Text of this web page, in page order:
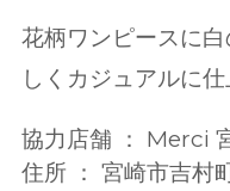
花柄ワンピースに
しくカジュアルに仕
協力店舗 ： Merci
住所 ： 宮崎市吉村